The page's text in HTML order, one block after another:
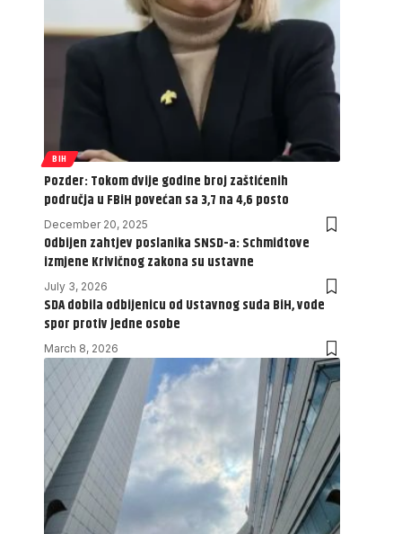
BIH
Pozder: Tokom dvije godine broj zaštićenih
područja u FBiH povećan sa 3,7 na 4,6 posto
December 20, 2025
Odbijen zahtjev poslanika SNSD-a: Schmidtove
izmjene Krivičnog zakona su ustavne
July 3, 2026
SDA dobila odbijenicu od Ustavnog suda BiH, vode
spor protiv jedne osobe
March 8, 2026